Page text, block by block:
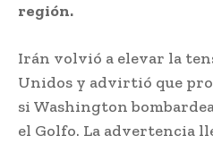
región.
Irán volvió a elevar la
Unidos y advirtió que
si Washington
el Golfo. La advertencia